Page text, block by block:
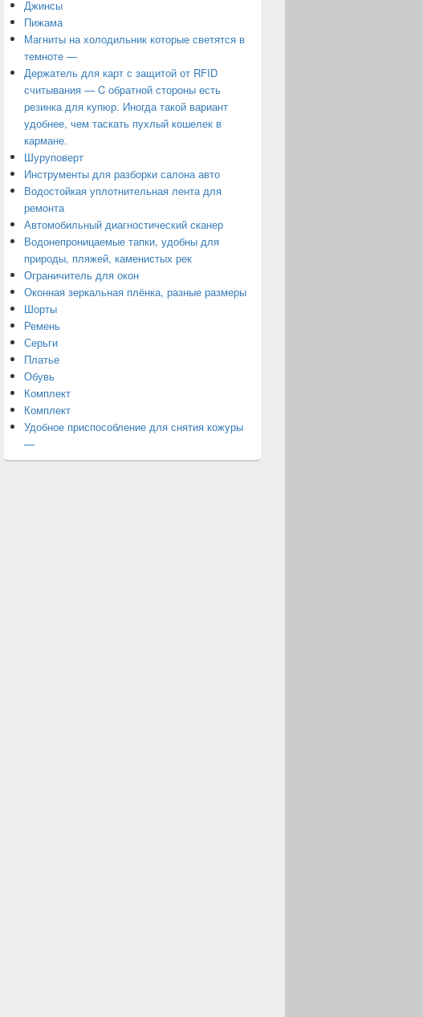
Джинсы
Пижама
Магниты на холодильник которые светятся в
темноте —
Держатель для карт с защитой от RFID
считывания — C обратной стороны есть
резинка для купюр. Иногда такой вариант
удобнее, чем таскать пухлый кошелек в
кармане.
Шуруповерт
Инструменты для разборки салона авто
Водостойкая уплотнительная лента для
ремонта
Автомобильный диагностический сканер
Водонепроницаемые тапки, удобны для
природы, пляжей, каменистых рек
Ограничитель для окон
Оконная зеркальная плёнка, разные размеры
Шорты
Ремень
Серьги
Платье
Обувь
Комплект
Комплект
Удобное приспособление для снятия кожуры
—